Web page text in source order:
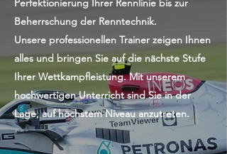
Perfektionierung Ihrer Rennlinie bis zur
Beherrschung der Renntechnik.
Unsere professionellen Trainer zeigen Ihnen
alles und bringen Sie auf die nächste Stufe
Ihrer Wettkampfleistung. Mit unserem
hochwertigen Unterricht sind Sie in der
Lage, auf höchstem Niveau anzutreten.